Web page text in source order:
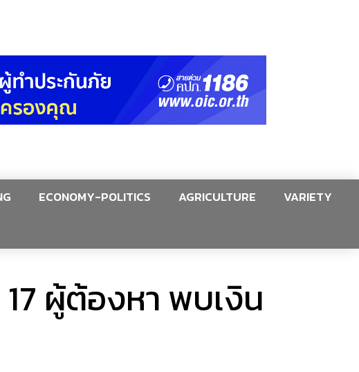
ECONOMY-POLITICS AGRICULTURE
VARIETY
ผู้ต้องหา พบเงิน